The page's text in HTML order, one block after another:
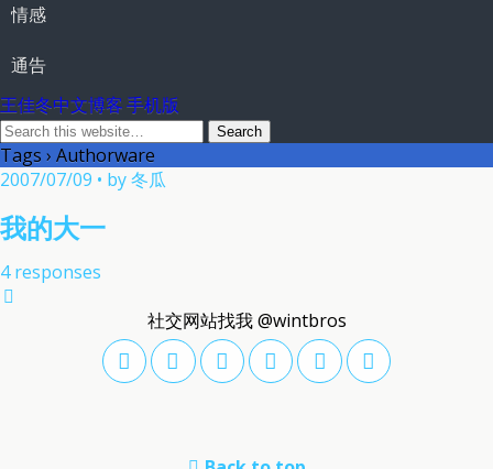
情感
通告
王佳冬中文博客 手机版
Tags › Authorware
2007/07/09 • by 冬瓜
我的大一
4 responses
社交网站找我 @wintbros